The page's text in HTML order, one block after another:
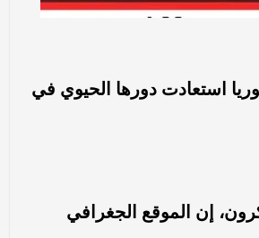
استعادت دورها الحيوي في
إن الموقع الجغرافي